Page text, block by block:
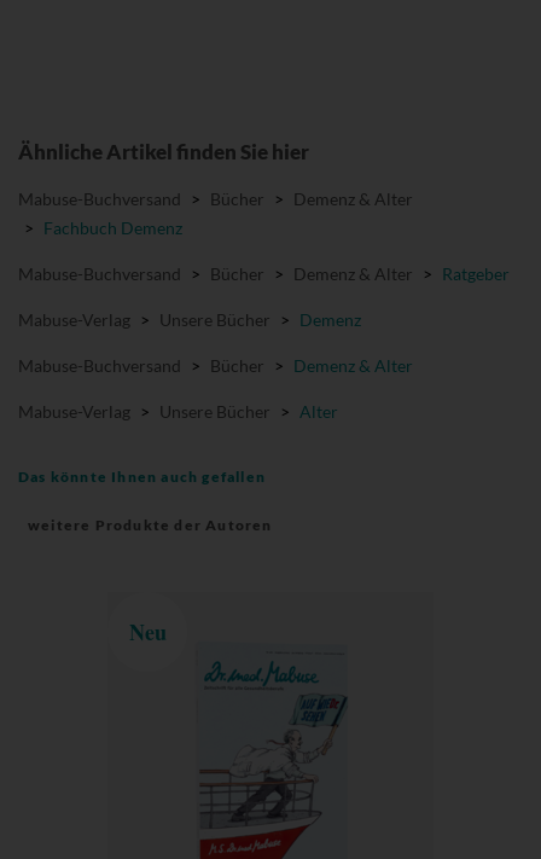
Ähnliche Artikel finden Sie hier
Mabuse-Buchversand > Bücher > Demenz & Alter
> Fachbuch Demenz
Mabuse-Buchversand > Bücher > Demenz & Alter > Ratgeber
Mabuse-Verlag > Unsere Bücher > Demenz
Mabuse-Buchversand > Bücher > Demenz & Alter
Mabuse-Verlag > Unsere Bücher > Alter
Das könnte Ihnen auch gefallen
weitere Produkte der Autoren
Neu